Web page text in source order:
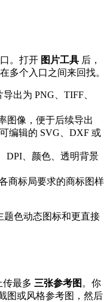
。打开 图片工具 后，
多个入口之间来回找。
出为 PNG、TIFF、
像，便于后续导出
编辑的 SVG、DXF 或
、颜色、透明背景
商标局要求的商标图样
题色动态图标和更直接
传最多 三张参考图 。你
图或风格参考图，然后